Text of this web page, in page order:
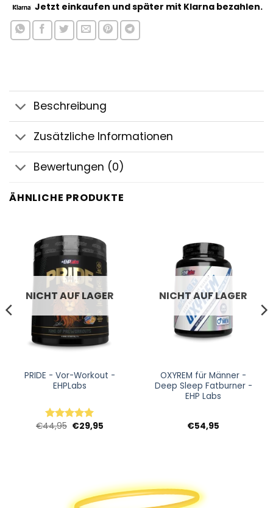
Jetzt einkaufen und später mit Klarna bezahlen.
Beschreibung
Zusätzliche Informationen
Bewertungen (0)
ÄHNLICHE PRODUKTE
NICHT AUF LAGER
PRIDE - Vor-Workout -
EHPLabs
Bewertet
€44,95 Ursprünglicher
Preis
€29,95
NICHT AUF LAGER
OXYREM für Männer -
Deep Sleep Fatburner -
EHP Labs
€54,95